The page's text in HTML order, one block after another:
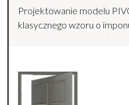
Projektowanie modelu
klasycznego wzoru o